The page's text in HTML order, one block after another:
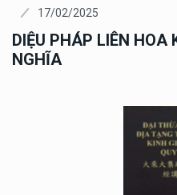
17/02/2025
DIỆU PHÁP LIÊN HOA
NGHĨA